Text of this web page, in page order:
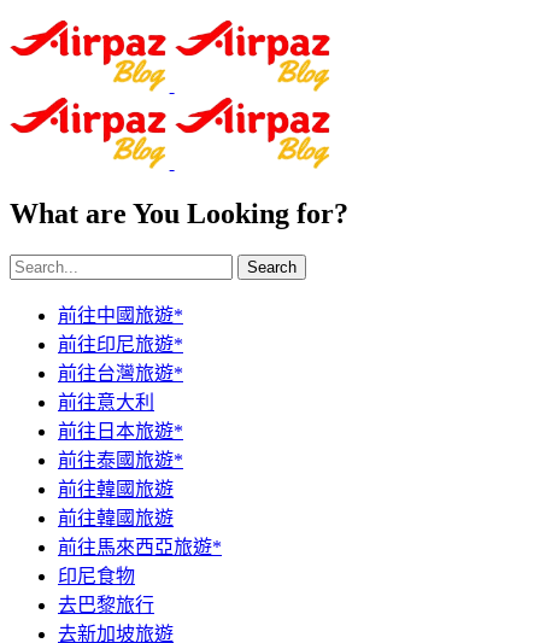
What are You Looking for?
Search
前往中國旅遊*
前往印尼旅遊*
前往台灣旅遊*
前往意大利
前往日本旅遊*
前往泰國旅遊*
前往韓國旅遊
前往韓國旅遊
前往馬來西亞旅遊*
印尼食物
去巴黎旅行
去新加坡旅遊